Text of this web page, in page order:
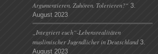
Argumentieren. Zuhören. Tolerieren?“ 3.
August 2023
„Integriert euch“-Lebensrealitäten
muslimischer Jugendlicher in Deutschland 3.
August 2023